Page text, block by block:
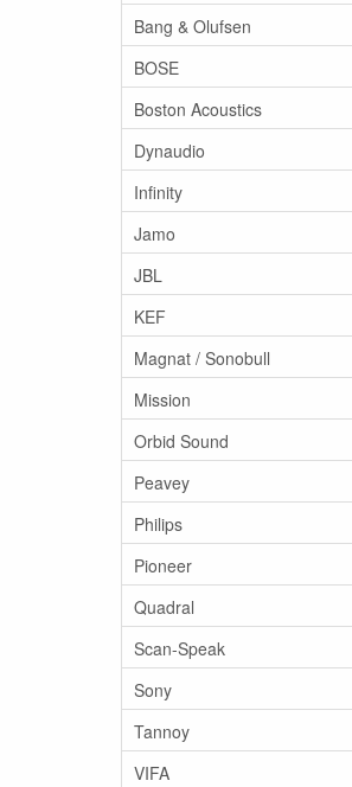
Bang & Olufsen
BOSE
Boston Acoustics
Dynaudio
Infinity
Jamo
JBL
KEF
Magnat / Sonobull
Mission
Orbid Sound
Peavey
Philips
Pioneer
Quadral
Scan-Speak
Sony
Tannoy
VIFA